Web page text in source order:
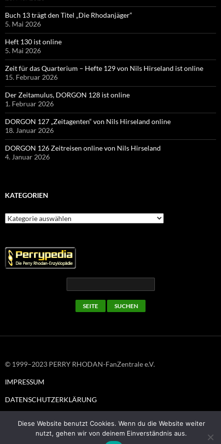
Buch 13 trägt den Titel „Die Rhodanjäger“
5. Mai 2026
Heft 130 ist online
5. Mai 2026
Zeit für das Quarterium – Hefte 129 von Nils Hirseland ist online
15. Februar 2026
Der Zeitamulus, DORGON 128 ist online
1. Februar 2026
DORGON 127 „Zeitagenten“ von Nils Hirseland online
18. Januar 2026
DORGON 126 Zeitreisen online von Nils Hirseland
4. Januar 2026
KATEGORIEN
Kategorien
© 1999–2023 PERRY RHODAN-FanZentrale e.V.
IMPRESSUM
DATENSCHUTZERKLÄRUNG
Stolz präsentiert von WordPress
Diese Website benutzt Cookies. Wenn du die Website weiter
nutzt, gehen wir von deinem Einverständnis aus.